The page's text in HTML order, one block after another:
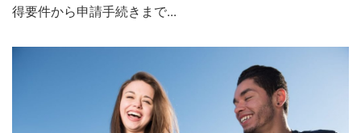
得要件から申請手続きまで...